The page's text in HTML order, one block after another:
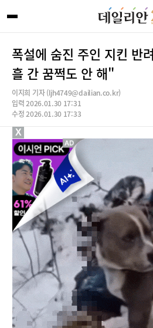
폭설에 숨진 주인 지킨 반
흘 간 꿈쩍도 안 해"
이지희 기자 (ljh4749@dailian.co.kr)
입력 2026.01.30 17:31
수정 2026.01.30 17:33
X